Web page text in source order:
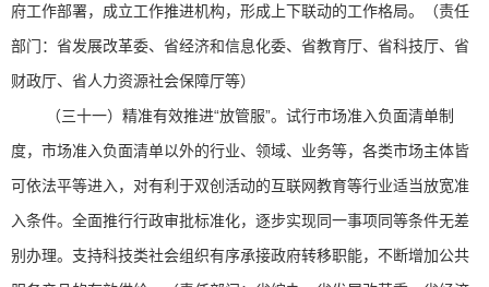
府工作部署，成立工作推进机构，形成上下联动的工作格局。（责任
部门：省发展改革委、省经济和信息化委、省教育厅、省科技厅、省
财政厅、省人力资源社会保障厅等）
（三十一）精准有效推进“放管服”。试行市场准入负面清单制
度，市场准入负面清单以外的行业、领域、业务等，各类市场主体皆
可依法平等进入，对有利于双创活动的互联网教育等行业适当放宽准
入条件。全面推行行政审批标准化，逐步实现同一事项同等条件无差
别办理。支持科技类社会组织有序承接政府转移职能，不断增加公共